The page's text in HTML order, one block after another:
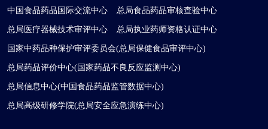
中国食品药品国际交流中心 总局食品药品审核查验中心
总局医疗器械技术审评中心 总局执业药师资格认证中心
国家中药品种保护审评委员会(总局保健食品审评中心)
总局药品评价中心(国家药品不良反应监测中心)
总局信息中心(中国食品药品监管数据中心)
总局高级研修学院(总局安全应急演练中心)